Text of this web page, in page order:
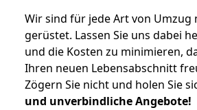
Wir sind für jede Art von Umzug
gerüstet. Lassen Sie uns dabei
und die Kosten zu minimieren,
Ihren neuen Lebensabschnitt
Zögern Sie nicht und holen Sie
und unverbindliche Angebote!